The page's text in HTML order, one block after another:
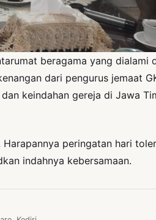
beragama yang
dari pengurus jemaat
keindahan gereja di Jawa
peringatan hari
indahnya kebersamaan.